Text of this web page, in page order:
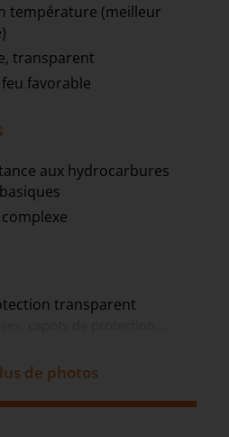
température (meilleur
transparent
favorable
aux hydrocarbures
transparent
de photos